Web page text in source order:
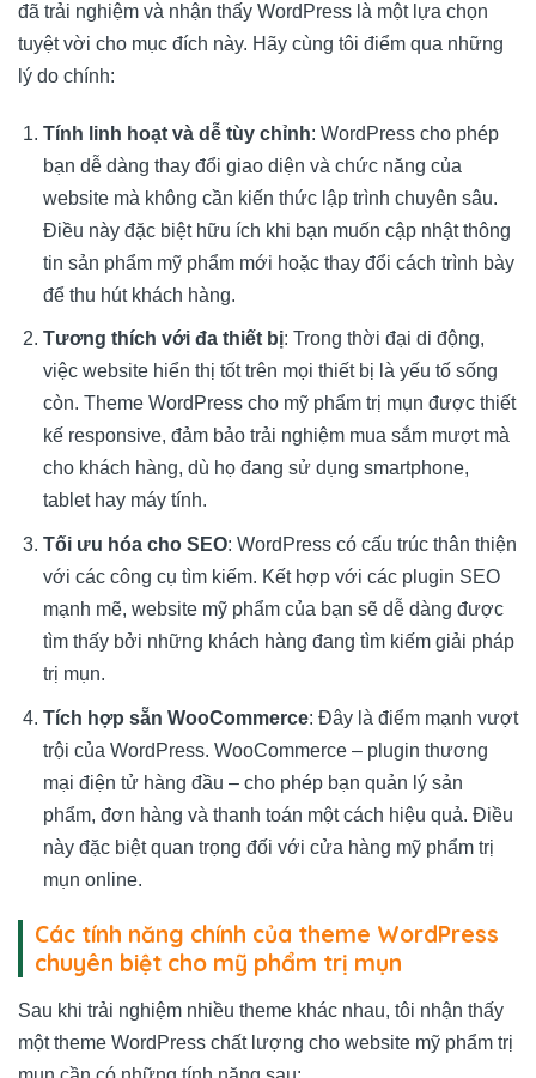
đã trải nghiệm và nhận thấy WordPress là một lựa chọn
tuyệt vời cho mục đích này. Hãy cùng tôi điểm qua những
lý do chính:
Tính linh hoạt và dễ tùy chỉnh: WordPress cho phép
bạn dễ dàng thay đổi giao diện và chức năng của
website mà không cần kiến thức lập trình chuyên sâu.
Điều này đặc biệt hữu ích khi bạn muốn cập nhật thông
tin sản phẩm mỹ phẩm mới hoặc thay đổi cách trình bày
để thu hút khách hàng.
Tương thích với đa thiết bị: Trong thời đại di động,
việc website hiển thị tốt trên mọi thiết bị là yếu tố sống
còn. Theme WordPress cho mỹ phẩm trị mụn được thiết
kế responsive, đảm bảo trải nghiệm mua sắm mượt mà
cho khách hàng, dù họ đang sử dụng smartphone,
tablet hay máy tính.
Tối ưu hóa cho SEO: WordPress có cấu trúc thân thiện
với các công cụ tìm kiếm. Kết hợp với các plugin SEO
mạnh mẽ, website mỹ phẩm của bạn sẽ dễ dàng được
tìm thấy bởi những khách hàng đang tìm kiếm giải pháp
trị mụn.
Tích hợp sẵn WooCommerce: Đây là điểm mạnh vượt
trội của WordPress. WooCommerce – plugin thương
mại điện tử hàng đầu – cho phép bạn quản lý sản
phẩm, đơn hàng và thanh toán một cách hiệu quả. Điều
này đặc biệt quan trọng đối với cửa hàng mỹ phẩm trị
mụn online.
Các tính năng chính của theme WordPress
chuyên biệt cho mỹ phẩm trị mụn
Sau khi trải nghiệm nhiều theme khác nhau, tôi nhận thấy
một theme WordPress chất lượng cho website mỹ phẩm trị